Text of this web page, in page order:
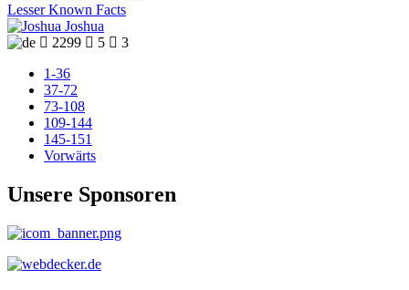
Lesser Known Facts
Joshua
 2299  5  3
1-36
37-72
73-108
109-144
145-151
Vorwärts
Unsere Sponsoren